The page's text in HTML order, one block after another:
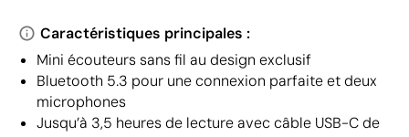
Caractéristiques principales :
Mini écouteurs sans fil au design exclusif
Bluetooth 5.3 pour une connexion parfaite et deux
microphones
Jusqu’à 3,5 heures de lecture avec câble USB-C de